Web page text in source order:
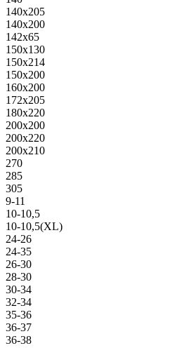
140х205
140х200
142х65
150х130
150х214
150х200
160х200
172х205
180х220
200х200
200х220
200х210
270
285
305
9-11
10-10,5
10-10,5(XL)
24-26
24-35
26-30
28-30
30-34
32-34
35-36
36-37
36-38